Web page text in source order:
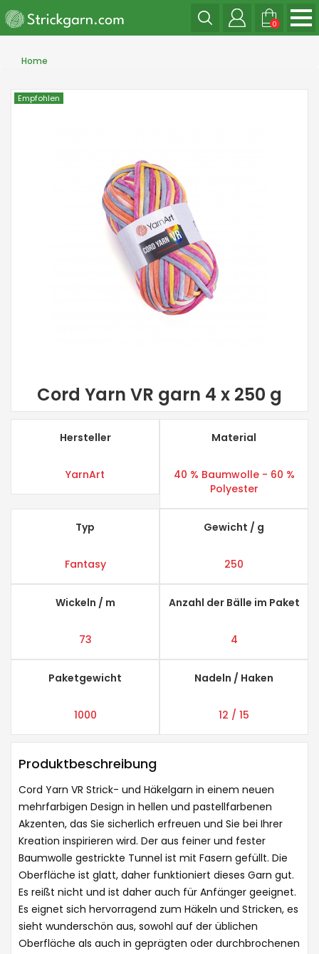
0
Home
Empfohlen
Cord Yarn VR garn 4 x 250 g
Hersteller
YarnArt
Material
40 % Baumwolle - 60 %
Polyester
Typ
Fantasy
Gewicht / g
250
Wickeln / m
73
Anzahl der Bälle im Paket
4
Paketgewicht
1000
Nadeln / Haken
12 / 15
Produktbeschreibung
Cord Yarn VR Strick- und Häkelgarn in einem neuen
mehrfarbigen Design in hellen und pastellfarbenen
Akzenten, das Sie sicherlich erfreuen und Sie bei Ihrer
Kreation inspirieren wird. Der aus feiner und fester
Baumwolle gestrickte Tunnel ist mit Fasern gefüllt. Die
Oberfläche ist glatt, daher funktioniert dieses Garn gut.
Es reißt nicht und ist daher auch für Anfänger geeignet.
Es eignet sich hervorragend zum Häkeln und Stricken, es
sieht wunderschön aus, sowohl auf der üblichen
Oberfläche als auch in geprägten oder durchbrochenen